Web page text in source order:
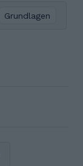
Grundlagen